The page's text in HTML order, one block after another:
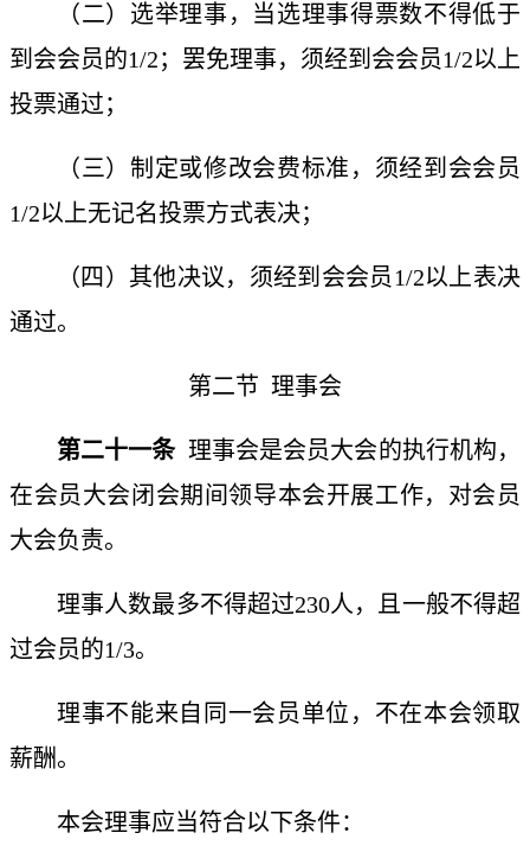
（二）选举理事，当选理事得票数不得低于
到会会员的1/2；罢免理事，须经到会会员1/2以上
投票通过；
（三）制定或修改会费标准，须经到会会员
1/2以上无记名投票方式表决；
（四）其他决议，须经到会会员1/2以上表决
通过。
第二节 理事会
第二十一条 理事会是会员大会的执行机构，
在会员大会闭会期间领导本会开展工作，对会员
大会负责。
理事人数最多不得超过230人，且一般不得超
过会员的1/3。
理事不能来自同一会员单位，不在本会领取
薪酬。
本会理事应当符合以下条件：